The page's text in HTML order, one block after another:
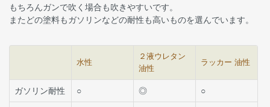
もちろんガンで吹く場合も吹きやすいです。
またどの塗料もガソリンなどの耐性も高いものを選んでいます。
水性
２液ウレタン
油性
ラッカー 油性
ガソリン耐性 ○ ◎ ○